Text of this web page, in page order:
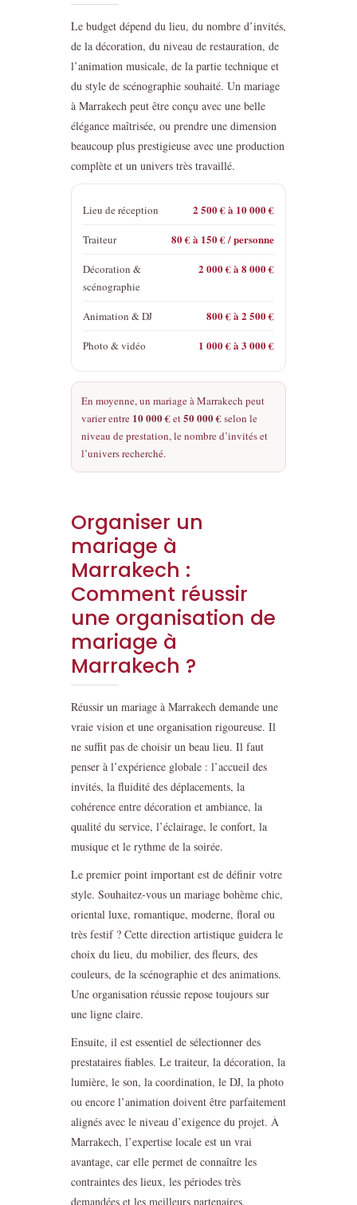
Le budget dépend du lieu, du nombre d’invités,
de la décoration, du niveau de restauration, de
l’animation musicale, de la partie technique et
du style de scénographie souhaité. Un mariage
à Marrakech peut être conçu avec une belle
élégance maîtrisée, ou prendre une dimension
beaucoup plus prestigieuse avec une production
complète et un univers très travaillé.
Lieu de réception 2 500 € à 10 000 €
Traiteur 80 € à 150 € / personne
Décoration &
scénographie
2 000 € à 8 000 €
Animation & DJ 800 € à 2 500 €
Photo & vidéo 1 000 € à 3 000 €
En moyenne, un mariage à Marrakech peut
varier entre 10 000 €et50 000 €selon le
niveau de prestation, le nombre d’invités et
l’univers recherché.
Organiser un
mariage à
Marrakech :
Comment réussir
une organisation de
mariage à
Marrakech ?
Réussir un mariage à Marrakech demande une
vraie vision et une organisation rigoureuse. Il
ne suffit pas de choisir un beau lieu. Il faut
penser à l’expérience globale : l’accueil des
invités, la fluidité des déplacements, la
cohérence entre décoration et ambiance, la
qualité du service, l’éclairage, le confort, la
musique et le rythme de la soirée.
Le premier point important est de définir votre
style. Souhaitez-vous un mariage bohème chic,
oriental luxe, romantique, moderne, floral ou
très festif ? Cette direction artistique guidera le
choix du lieu, du mobilier, des fleurs, des
couleurs, de la scénographie et des animations.
Une organisation réussie repose toujours sur
une ligne claire.
Ensuite, il est essentiel de sélectionner des
prestataires fiables. Le traiteur, la décoration, la
lumière, le son, la coordination, le DJ, la photo
ou encore l’animation doivent être parfaitement
alignés avec le niveau d’exigence du projet. À
Marrakech, l’expertise locale est un vrai
avantage, car elle permet de connaître les
contraintes des lieux, les périodes très
demandées et les meilleurs partenaires.